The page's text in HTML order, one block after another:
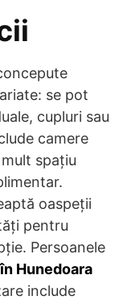
se pot
cupluri sau
camere
spațiu
oaspeții
pentru
Persoanele
Hunedoara
include